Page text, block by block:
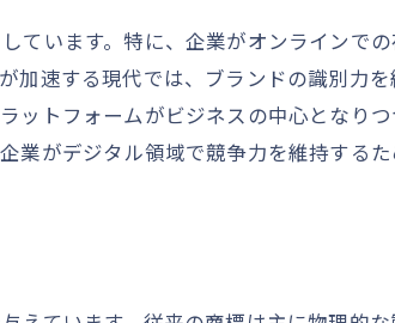
度が企業のビジョン形成に与える役割
よるブランド強化の手法
度が企業の長期的ブランド戦略を支える
とブランドビジョンの関係性
えた商標戦略で市場競争に勝つ方法
ています。特に、企業がオンラインで
加速する現代では、ブランドの識別力
ットフォームがビジネスの中心となり
業がデジタル領域で競争力を維持する